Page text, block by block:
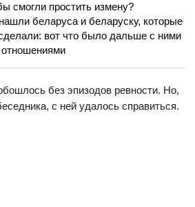
смогли простить измену?
беларуса и беларуску, которые
вот что было дальше с ними
отношениями
без эпизодов ревности. Но,
с ней удалось справиться.